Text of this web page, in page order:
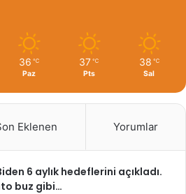
36 ℃
Paz
37 ℃
Pts
38 ℃
Sal
Eklenen Yorumlar
6 aylık hedeflerini açıkladı.
buz gibi…